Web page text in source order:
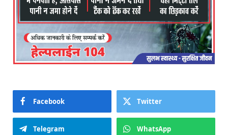
Facebook Twitter
Telegram WhatsApp